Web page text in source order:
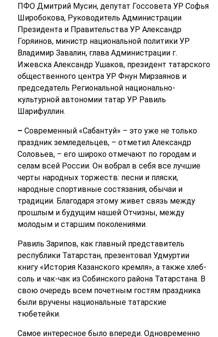
ПФО Дмитрий Мусин, депутат Госсовета УР Софья
Широбокова, Руководитель Администрации
Президента и Правительства УР Александр
Горяинов, министр национальной политики УР
Владимир Завалин, глава Администрации г.
Ижевска Александр Ушаков, президент татарского
общественного центра УР Фнун Мирзаянов и
председатель Региональной национально-
культурной автономии татар УР Равиль
Шарифуллин.
– Современный «Сабантуй» – это уже не только
праздник земледельцев, – отметил Александр
Соловьев, – его широко отмечают по городам и
селам всей России. Он вобрал в себя все лучшие
черты народных торжеств: песни и пляски,
народные спортивные состязания, обычаи и
традиции. Благодаря этому живет связь между
прошлым и будущим нашей Отчизны, между
молодым и старшим поколениями.
Равиль Зарипов, как главный представитель
республики Татарстан, презентовал Удмуртии
книгу «История Казанского кремля», а также хлеб-
соль и чак-чак из Собинского района Татарстана. В
свою очередь всем почетным гостям праздника
были вручены национальные татарские
тюбетейки.
Самое интересное было впереди. Одновременно